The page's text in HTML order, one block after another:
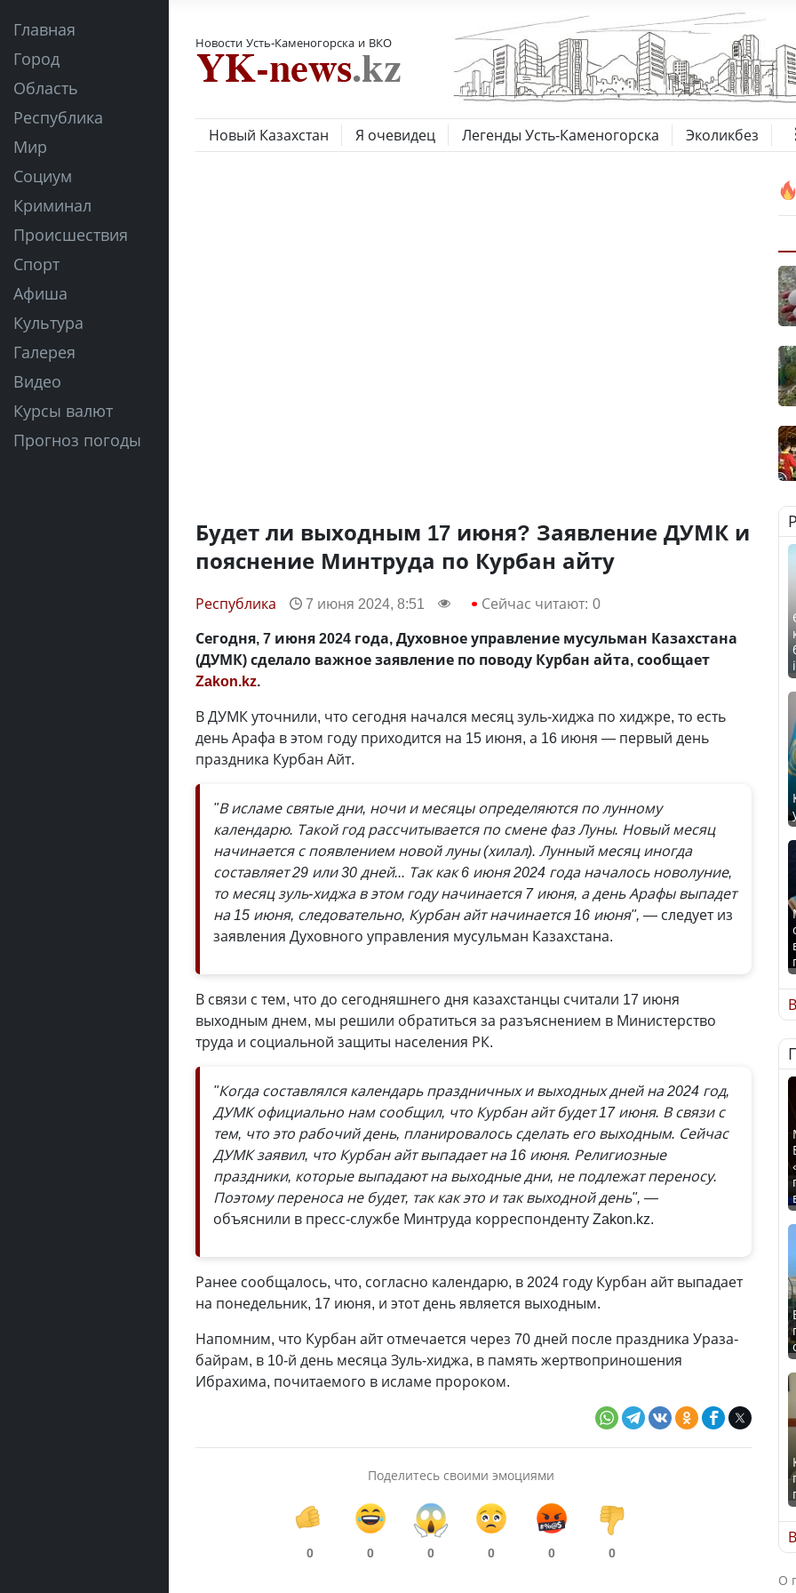
Главная
Город
Область
Республика
Мир
Социум
Криминал
Происшествия
Спорт
Афиша
Культура
Галерея
Видео
Курсы валют
Прогноз погоды
Новости Усть-Каменогорска и ВКО
Новый Казахстан Я очевидец Легенды Усть-Каменогорска Эколикбез
Будет ли выходным 17 июня? Заявление ДУМК и
пояснение Минтруда по Курбан айту
Республика 7 июня 2024, 8:51 Сейчас читают: 0
Сегодня, 7 июня 2024 года, Духовное управление мусульман Казахстана
(ДУМК) сделало важное заявление по поводу Курбан айта, сообщает
Zakon.kz.
В ДУМК уточнили, что сегодня начался месяц зуль-хиджа по хиджре, то есть
день Арафа в этом году приходится на 15 июня, а 16 июня — первый день
праздника Курбан Айт.
"В исламе святые дни, ночи и месяцы определяются по лунному
календарю. Такой год рассчитывается по смене фаз Луны. Новый месяц
начинается с появлением новой луны (хилал). Лунный месяц иногда
составляет 29 или 30 дней... Так как 6 июня 2024 года началось новолуние,
то месяц зуль-хиджа в этом году начинается 7 июня, а день Арафы выпадет
на 15 июня, следовательно, Курбан айт начинается 16 июня", — следует из
заявления Духовного управления мусульман Казахстана.
В связи с тем, что до сегодняшнего дня казахстанцы считали 17 июня
выходным днем, мы решили обратиться за разъяснением в Министерство
труда и социальной защиты населения РК.
"Когда составлялся календарь праздничных и выходных дней на 2024 год,
ДУМК официально нам сообщил, что Курбан айт будет 17 июня. В связи с
тем, что это рабочий день, планировалось сделать его выходным. Сейчас
ДУМК заявил, что Курбан айт выпадает на 16 июня. Религиозные
праздники, которые выпадают на выходные дни, не подлежат переносу.
Поэтому переноса не будет, так как это и так выходной день", —
объяснили в пресс-службе Минтруда корреспонденту Zakon.kz.
Ранее сообщалось, что, согласно календарю, в 2024 году Курбан айт выпадает
на понедельник, 17 июня, и этот день является выходным.
Напомним, что Курбан айт отмечается через 70 дней после праздника Ураза-
байрам, в 10-й день месяца Зуль-хиджа, в память жертвоприношения
Ибрахима, почитаемого в исламе пророком.
Поделитесь своими эмоциями
0 0 0 0 0 0
О